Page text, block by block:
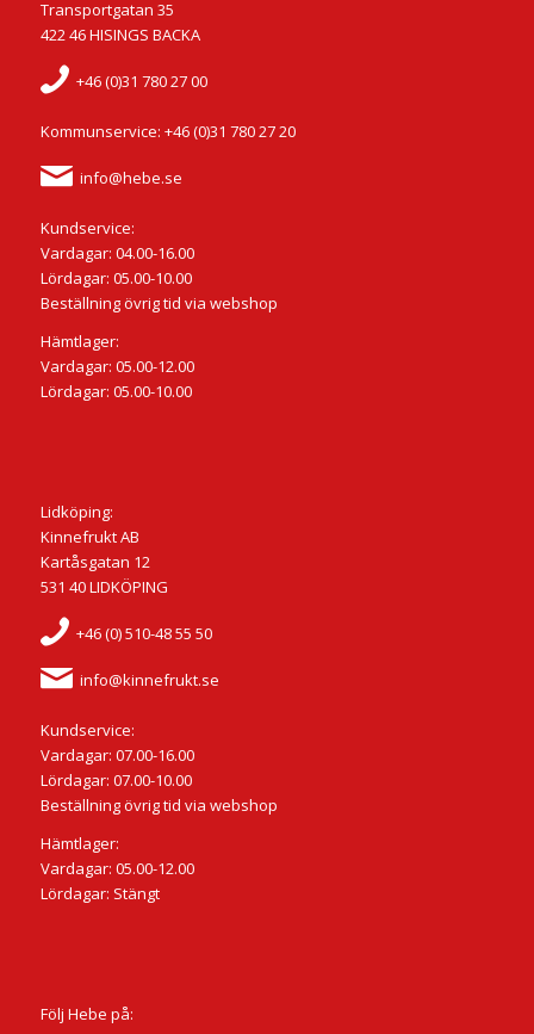
Transportgatan 35
422 46 HISINGS BACKA
+46 (0)31 780 27 00
Kommunservice: +46 (0)31 780 27 20
info@hebe.se
Kundservice:
Vardagar: 04.00-16.00
Lördagar: 05.00-10.00
Beställning övrig tid via webshop
Hämtlager:
Vardagar: 05.00-12.00
Lördagar: 05.00-10.00
Lidköping:
Kinnefrukt AB
Kartåsgatan 12
531 40 LIDKÖPING
+46 (0) 510-48 55 50
info@kinnefrukt.se
Kundservice:
Vardagar: 07.00-16.00
Lördagar: 07.00-10.00
Beställning övrig tid via webshop
Hämtlager:
Vardagar: 05.00-12.00
Lördagar: Stängt
Följ Hebe på: